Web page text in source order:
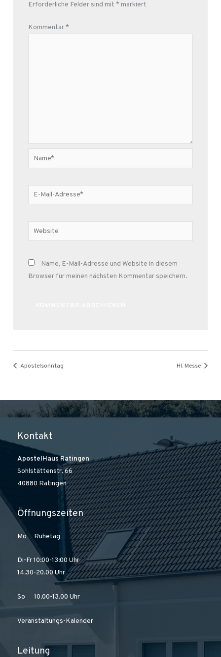
Erforderliche Felder sind mit * markiert
Kommentar*
Name*
E-
Mail-
Website
Name, E-Mail-Adresse und Website in diesem
Browser für meinen nächsten Kommentar speichern.
Apostelsonntag Hl. Messe
Kontakt
ApostelHaus Ratingen
Sohlstättenstr. 66
40880 Ratingen
Öffnungszeiten
Mo Ruhetag
Di-Fr 10:00-13:00 Uhr
14.30-20.00 Uhr
So 10.00-13.00 Uhr
Veranstaltungs-Kalender
Leitung